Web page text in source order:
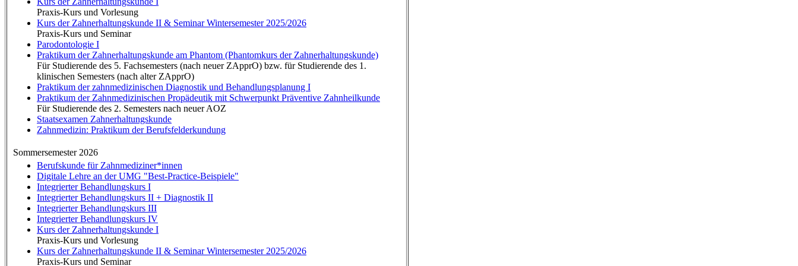
Praxis-Kurs und Vorlesung
Kurs der Zahnerhaltungskunde II & Seminar Wintersemester 2025/2026
Praxis-Kurs und Seminar
Parodontologie I
Praktikum der Zahnerhaltungskunde am Phantom (Phantomkurs der Zahnerhaltungskunde)
Für Studierende des 5. Fachsemesters (nach neuer ZApprO) bzw. für Studierende des 1.
klinischen Semesters (nach alter ZApprO)
Praktikum der zahnmedizinischen Diagnostik und Behandlungsplanung I
Praktikum der Zahnmedizinischen Propädeutik mit Schwerpunkt Präventive Zahnheilkunde
Für Studierende des 2. Semesters nach neuer AOZ
Staatsexamen Zahnerhaltungskunde
Zahnmedizin: Praktikum der Berufsfelderkundung
Sommersemester 2026
Berufskunde für Zahnmediziner*innen
Digitale Lehre an der UMG "Best-Practice-Beispiele"
Integrierter Behandlungskurs I
Integrierter Behandlungskurs II + Diagnostik II
Integrierter Behandlungskurs III
Integrierter Behandlungskurs IV
Kurs der Zahnerhaltungskunde I
Praxis-Kurs und Vorlesung
Kurs der Zahnerhaltungskunde II & Seminar Wintersemester 2025/2026
Praxis-Kurs und Seminar